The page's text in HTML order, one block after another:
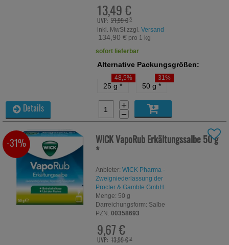
13,49 €
UVP: 21,99 €³
inkl. MwSt zzgl.Versand
134,90 € pro 1 kg
sofort lieferbar
Alternative Packungsgrößen:
25 g*
48,5%
50 g *
31%
+
−
Details
WICK VapoRub Erkältungssalbe50 g
*
Anbieter: WICK Pharma -
Zweigniederlassung der
Procter & Gamble GmbH
Menge: 50 g
Darreichungsform: Salbe
PZN: 00358693
9,67 €
UVP: 13,99 €³
-31%